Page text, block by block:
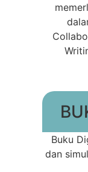
Buku
dan